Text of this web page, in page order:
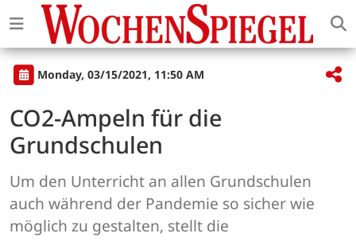
Monday, 03/15/2021, 11:50 AM
CO2-Ampeln für die
Grundschulen
Um den Unterricht an allen Grundschulen
auch während der Pandemie so sicher wie
möglich zu gestalten, stellt die